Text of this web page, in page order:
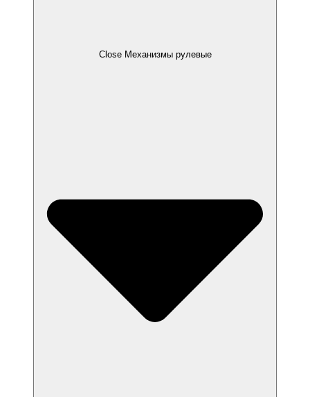
Close Механизмы рулевые